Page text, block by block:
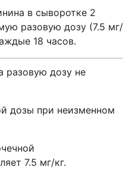
в сыворотке 2
разовую дозу (7.5 мг/
18 часов.
разовую дозу не
дозы при неизменном
7.5 мг/кг.